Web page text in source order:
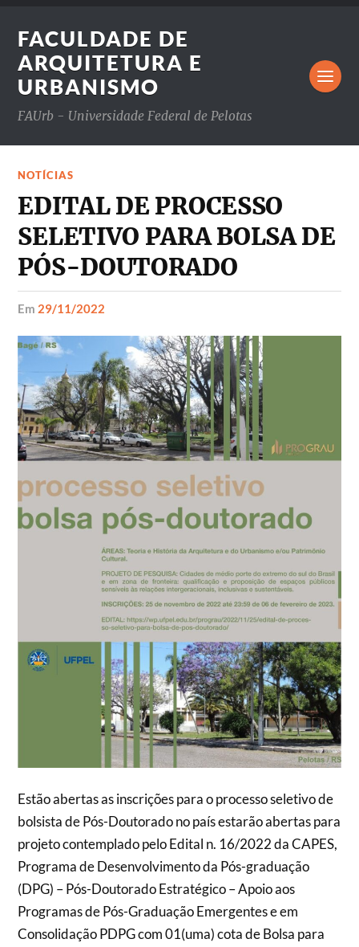
FACULDADE DE
ARQUITETURA E
URBANISMO
FAUrb - Universidade Federal de Pelotas
NOTÍCIAS
EDITAL DE PROCESSO
SELETIVO PARA BOLSA DE
PÓS-DOUTORADO
em 29/11/2022
Estão abertas as inscrições para o processo seletivo de
bolsista de Pós-Doutorado no país estarão abertas para
projeto contemplado pelo Edital n. 16/2022 da CAPES,
Programa de Desenvolvimento da Pós-graduação
(DPG) – Pós-Doutorado Estratégico – Apoio aos
Programas de Pós-Graduação Emergentes e em
Consolidação PDPG com 01(uma) cota de Bolsa para